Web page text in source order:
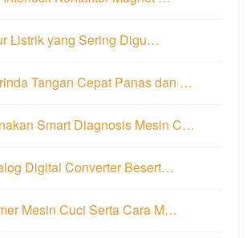
Listrik yang Sering Digu…
Tangan Cepat Panas dan …
Smart Diagnosis Mesin C…
Digital Converter Besert…
Mesin Cuci Serta Cara M…